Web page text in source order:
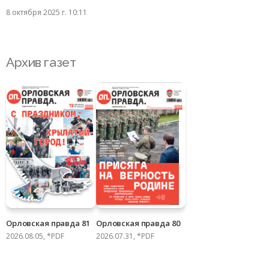
8 октября 2025 г. 10:11
Архив газет
Орловская правда 81
2026.08.05, *PDF
Орловская правда 80
2026.07.31, *PDF